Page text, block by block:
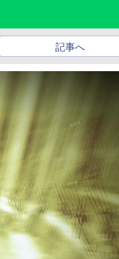
記事へ